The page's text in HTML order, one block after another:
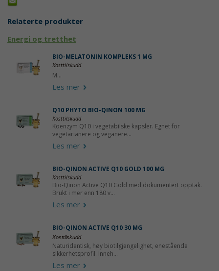
Relaterte produkter
Energi og tretthet
BIO-MELATONIN KOMPLEKS 1 MG
Kosttilskudd
M...
Les mer
Q10 PHYTO BIO-QINON 100 MG
Kosttilskudd
Koenzym Q10 i vegetabilske kapsler. Egnet for
vegetarianere og veganere...
Les mer
BIO-QINON ACTIVE Q10 GOLD 100 MG
Kosttilskudd
Bio-Qinon Active Q10 Gold med dokumentert opptak.
Brukt i mer enn 180 v...
Les mer
BIO-QINON ACTIVE Q10 30 MG
Kosttilskudd
Naturidentisk, høy biotilgjengelighet, enestående
sikkerhetsprofil. Inneh...
Les mer